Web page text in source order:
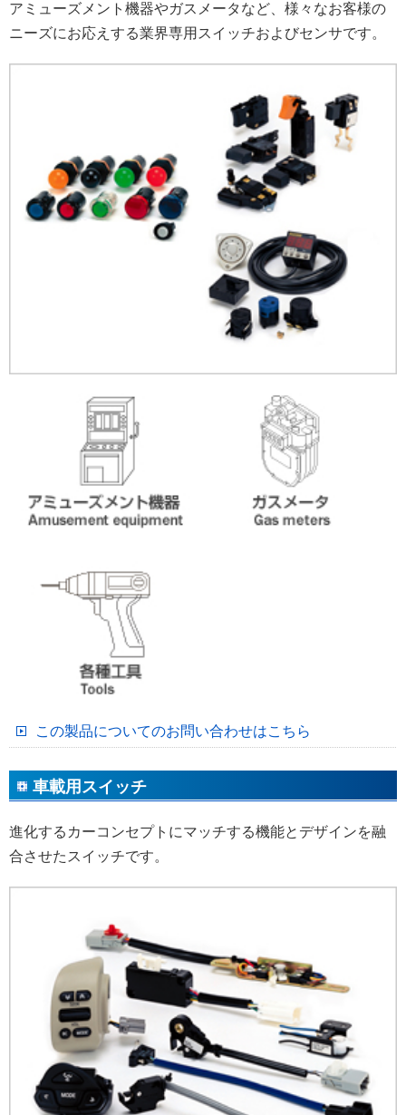
アミューズメント機器やガスメータなど、様々なお客様の
ニーズにお応えする業界専用スイッチおよびセンサです。
この製品についてのお問い合わせはこちら
車載用スイッチ
進化するカーコンセプトにマッチする機能とデザインを融
合させたスイッチです。